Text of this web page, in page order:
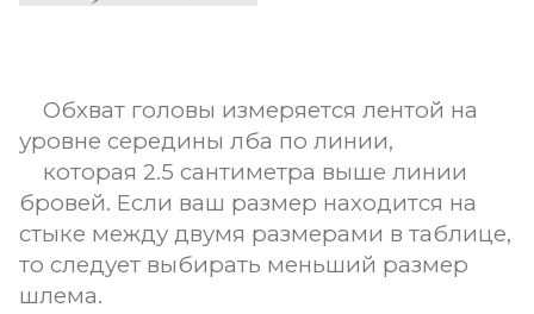
Обхват головы измеряется лентой на
уровне середины лба по линии,
которая 2.5 сантиметра выше линии
бровей. Если ваш размер находится на
стыке между двумя размерами в таблице,
то следует выбирать меньший размер
шлема.